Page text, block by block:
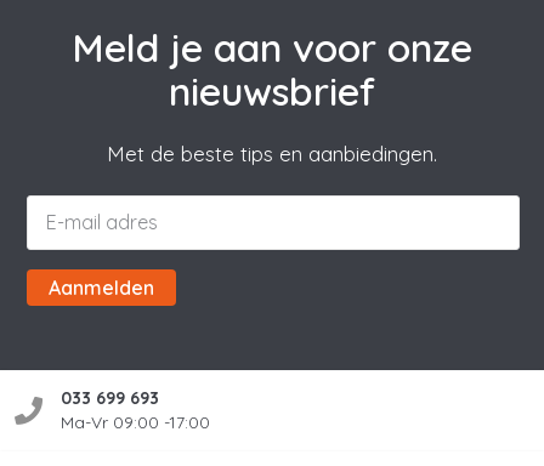
Meld je aan voor onze
nieuwsbrief
Met de beste tips en aanbiedingen.
Aanmelden
033 699 693
Ma-Vr 09:00 -17:00